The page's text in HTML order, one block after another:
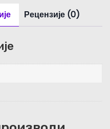
Рецензије (0)